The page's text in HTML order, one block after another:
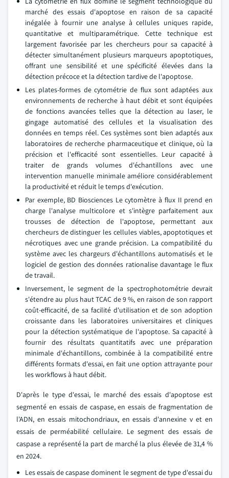
marché des essais d'apoptose en raison de sa capacité
inégalée à fournir une analyse à cellules uniques rapide,
quantitative et multiparamétrique. Cette technique est
largement favorisée par les chercheurs pour sa capacité à
détecter simultanément plusieurs marqueurs apoptotiques,
offrant une sensibilité et une spécificité élevées dans la
détection précoce et la détection tardive de l'apoptose.
Les plates-formes de cytométrie de flux sont adaptées aux
environnements de recherche à haut débit et sont équipées
de fonctions avancées telles que la détection au laser, le
gingage automatisé des cellules et la visualisation des
données en temps réel. Ces systèmes sont bien adaptés aux
laboratoires de recherche pharmaceutique et clinique, où la
précision et l'efficacité sont essentielles. Leur capacité à
traiter de grands volumes d'échantillons avec une
intervention manuelle minimale améliore considérablement
la productivité et réduit le temps d'exécution.
Par exemple, BD Biosciences Le cytomètre à flux II prend en
charge l'analyse multicolore et s'intègre parfaitement aux
trousses de détection de l'apoptose, permettant aux
chercheurs de distinguer les cellules viables, apoptotiques et
nécrotiques avec une grande précision. La compatibilité du
système avec les chargeurs d'échantillons automatisés et le
logiciel de gestion des données rationalise davantage le flux
de travail.
Inversement, le segment de la spectrophotométrie devrait
s'étendre au plus haut TCAC de 9 %, en raison de son rapport
coût-efficacité, de sa facilité d'utilisation et de son adoption
croissante dans les laboratoires universitaires et cliniques
pour la détection systématique de l'apoptose. Sa capacité à
fournir des résultats quantitatifs avec une préparation
minimale d'échantillons, combinée à la compatibilité entre
différents formats d'essai, en fait une option attrayante pour
les workflows à haut débit.
D'après le type d'essai, le marché des essais d'apoptose est
segmenté en essais de caspase, en essais de fragmentation de
l'ADN, en essais mitochondriaux, en essais d'annexine v et en
essais de perméabilité cellulaire. Le segment des essais de
caspase a représenté la part de marché la plus élevée de 31,4 %
en 2024.
Les essais de caspase dominent le segment de type d'essai du